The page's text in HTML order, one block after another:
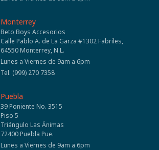
Monterrey
Beto Boys Accesorios
Calle Pablo A. de La Garza #1302 Fabriles,
64550 Monterrey, N.L.
Lunes a Viernes de 9am a 6pm
Tel. (999) 270 7358
Puebla
39 Poniente No. 3515
Piso 5
Triángulo Las Ánimas
72400 Puebla Pue.
Lunes a Viernes de 9am a 6pm